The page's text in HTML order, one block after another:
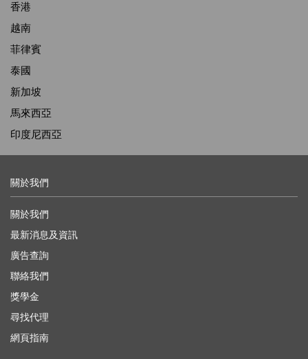
香港
越南
菲律賓
泰國
新加坡
馬來西亞
印度尼西亞
關於我們
關於我們
最新消息及資訊
廣告查詢
聯絡我們
獎學金
尋找代理
網頁指南